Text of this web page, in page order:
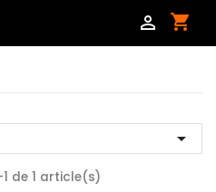
shopping_cart


de 1 article(s)